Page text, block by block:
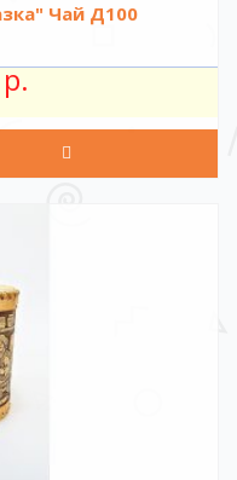
Чай Д100